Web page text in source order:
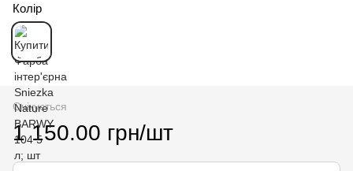
Колір
Очікується
1 150.00 грн/шт